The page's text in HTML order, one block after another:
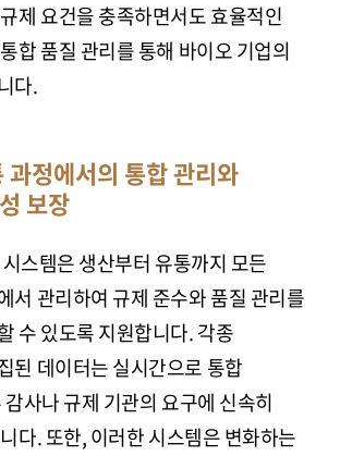
제 요건을 충족하면서도 효율적인
합 품질 관리를 통해 바이오 기업의
다.
과정에서의 통합 관리와
보장
스템은 생산부터 유통까지 모든
서 관리하여 규제 준수와 품질 관리를
수 있도록 지원합니다. 각종
된 데이터는 실시간으로 통합
사나 규제 기관의 요구에 신속히
다. 또한, 이러한 시스템은 변화하는